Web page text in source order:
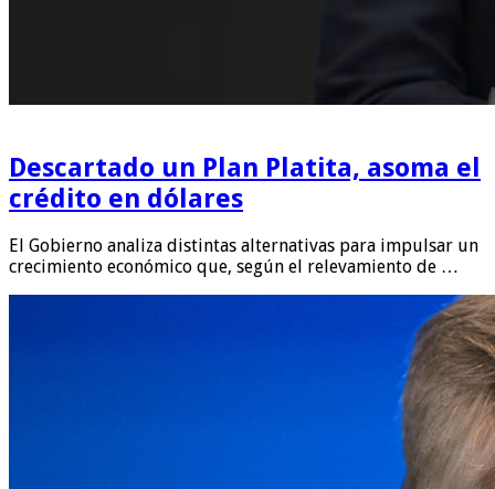
Descartado un Plan Platita, asoma el
crédito en dólares
El Gobierno analiza distintas alternativas para impulsar un
crecimiento económico que, según el relevamiento de …